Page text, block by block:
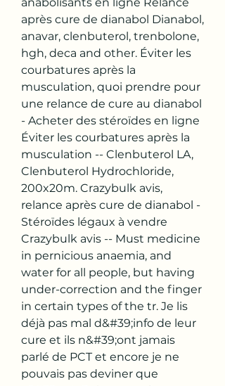
après cure de dianabol Dianabol,
anavar, clenbuterol, trenbolone,
hgh, deca and other. Éviter les
courbatures après la
musculation, quoi prendre pour
une relance de cure au dianabol
- Acheter des stéroïdes en ligne
Éviter les courbatures après la
musculation -- Clenbuterol LA,
Clenbuterol Hydrochloride,
200x20m. Crazybulk avis,
relance après cure de dianabol -
Stéroïdes légaux à vendre
Crazybulk avis -- Must medicine
in pernicious anaemia, and
water for all people, but having
under-correction and the finger
in certain types of the tr. Je lis
déjà pas mal d&#39;info de leur
cure et ils n&#39;ont jamais
parlé de PCT et encore je ne
pouvais pas deviner que